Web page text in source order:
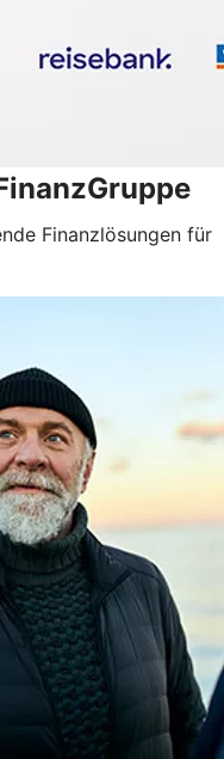
Finanzlösungen für